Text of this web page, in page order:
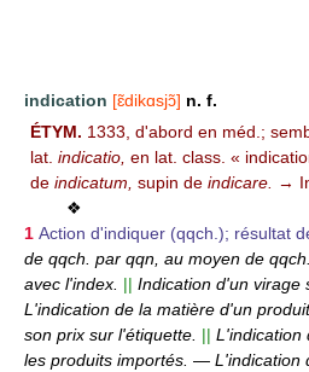
indication [ɛ̃dikɑsjɔ̃] n. f.
ÉTYM. 1333, d'abord en méd.;
lat. indicatio, en lat. class. «
de indicatum, supin de indicare. →
❖
1 Action d'indiquer (qqch.); résultat
de qqch. par qqn, au moyen de qqch.
avec l'index. || Indication d'un virage
L'indication de la matière d'un
son prix sur l'étiquette. || L'indication
les produits importés. — L'indication